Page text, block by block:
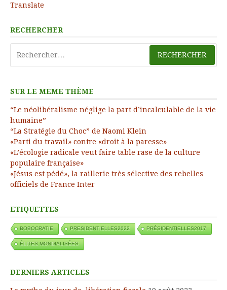
Translate
RECHERCHER
SUR LE MEME THÈME
“Le néolibéralisme néglige la part d’incalculable de la vie
humaine”
“La Stratégie du Choc” de Naomi Klein
«Parti du travail» contre «droit à la paresse»
«L’écologie radicale veut faire table rase de la culture
populaire française»
«Jésus est pédé», la raillerie très sélective des rebelles
officiels de France Inter
ETIQUETTES
BOBOCRATIE PRESIDENTIELLES2022 PRÉSIDENTIELLES2017
ÉLITES MONDIALISÉES
DERNIERS ARTICLES